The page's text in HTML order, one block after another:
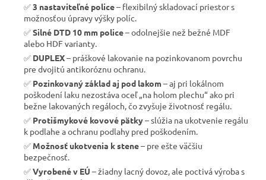
✅3 nastaviteľné police– flexibilný skladovací priestor s
možnosťou úpravy výšky políc.
✅Silné DTD 10 mm police– odolnejšie než bežné MDF
alebo HDF varianty.
✅ DUPLEX– práškové lakovanie na pozinkovanom povrchu
pre dvojitú antikoróznu ochranu.
✅ Pozinkovaný základ aj pod lakom– aj pri lokálnom
poškodení laku nezostáva oceľ „na holom plechu“ ako pri
bežne lakovaných regáloch, čo zvyšuje životnosť regálu.
✅ Protišmykové kovové pätky– slúžia na ukotvenie regálu
k podlahe a ochranu podlahy pred poškodením.
✅ Možnosť ukotvenia k stene– pre ešte väčšiu
bezpečnosť.
✅Vyrobené v EÚ – žiadny lacný dovoz, ale poctivá výroba s